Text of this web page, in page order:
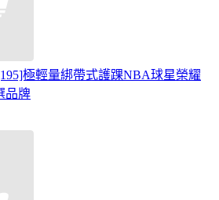
極輕量綁帶式護踝NBA球星榮耀
品牌